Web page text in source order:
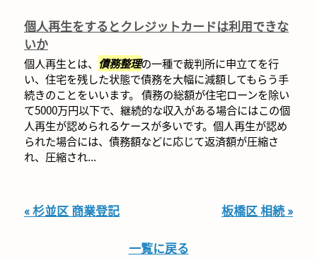
個人再生をするとクレジットカードは利用できな
いか
個人再生とは、 債務整理の一種で裁判所に申立てを行
い、住宅を残した状態で債務を大幅に減額してもらう手
続きのことをいいます。 債務の総額が住宅ローンを除い
て5000万円以下で、継続的な収入がある場合にはこの個
人再生が認められるケースが多いです。個人再生が認め
られた場合には、債務額などに応じて返済額が圧縮さ
れ、圧縮され...
« 杉並区 商業登記 板橋区 相続 »
一覧に戻る